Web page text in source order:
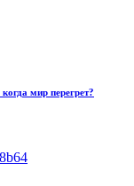
мир перегрет?